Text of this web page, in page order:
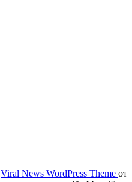
Viral News WordPress Theme от